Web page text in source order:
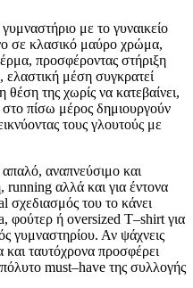
με το γυναικείο
σε κλασικό μαύρο χρώμα,
προσφέροντας στήριξη
μέση συγκρατεί
θέση της χωρίς να κατεβαίνει,
πίσω μέρος δημιουργούν
τους γλουτούς με
αναπνεύσιμο και
running αλλά και για έντονα
σχεδιασμός του το κάνει
φούτερ ή oversized T–shirt για
γυμναστηρίου. Αν ψάχνεις
ταυτόχρονα προσφέρει
must–have της συλλογής